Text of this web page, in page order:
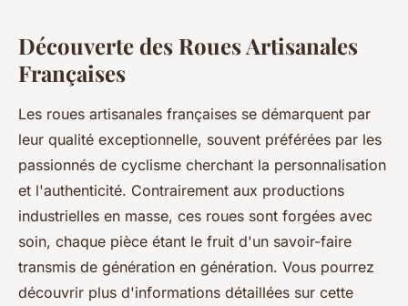
Découverte des Roues Artisanales
Françaises
Les roues artisanales françaises se démarquent par
leur qualité exceptionnelle, souvent préférées par les
passionnés de cyclisme cherchant la personnalisation
et l'authenticité. Contrairement aux productions
industrielles en masse, ces roues sont forgées avec
soin, chaque pièce étant le fruit d'un savoir-faire
transmis de génération en génération. Vous pourrez
découvrir plus d'informations détaillées sur cette